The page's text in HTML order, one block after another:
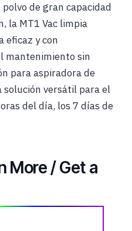
de gran capacidad
la MT1 Vac limpia
eficaz y con
mantenimiento sin
para aspiradora de
solución versátil para el
del día, los 7 días de
More / Get a